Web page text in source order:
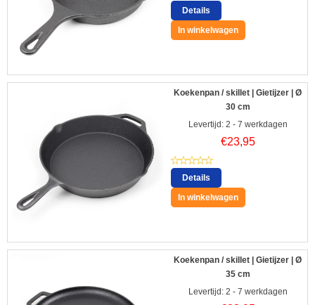
Details
In winkelwagen
Koekenpan / skillet | Gietijzer | Ø
30 cm
Levertijd: 2 - 7 werkdagen
€23,95
Details
In winkelwagen
Koekenpan / skillet | Gietijzer | Ø
35 cm
Levertijd: 2 - 7 werkdagen